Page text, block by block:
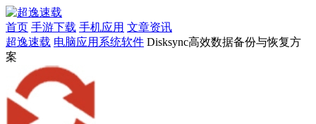
首页 手游下载 手机应用 文章资讯
超逸速载 电脑应用 系统软件 Disksync高效数据备份与恢复方
案